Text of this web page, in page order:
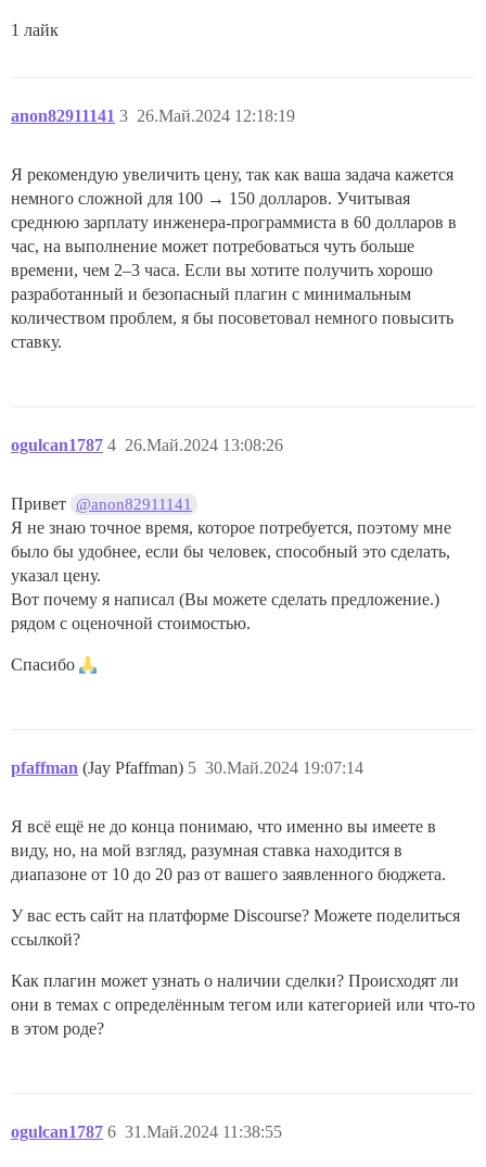
1 лайк
anon82911141 26.Май.2024 12:18:19
3
Я рекомендую увеличить цену, так как ваша задача кажется
немного сложной для 100 → 150 долларов. Учитывая
среднюю зарплату инженера-программиста в 60 долларов в
час, на выполнение может потребоваться чуть больше
времени, чем 2–3 часа. Если вы хотите получить хорошо
разработанный и безопасный плагин с минимальным
количеством проблем, я бы посоветовал немного повысить
ставку.
ogulcan1787 26.Май.2024 13:08:26
4
Привет @anon82911141
Я не знаю точное время, которое потребуется, поэтому мне
было бы удобнее, если бы человек, способный это сделать,
указал цену.
Вот почему я написал (Вы можете сделать предложение.)
рядом с оценочной стоимостью.
Спасибо
pfaffman (Jay Pfaffman) 30.Май.2024 19:07:14
5
Я всё ещё не до конца понимаю, что именно вы имеете в
виду, но, на мой взгляд, разумная ставка находится в
диапазоне от 10 до 20 раз от вашего заявленного бюджета.
У вас есть сайт на платформе Discourse? Можете поделиться
ссылкой?
Как плагин может узнать о наличии сделки? Происходят ли
они в темах с определённым тегом или категорией или что-то
в этом роде?
ogulcan1787 31.Май.2024 11:38:55
6